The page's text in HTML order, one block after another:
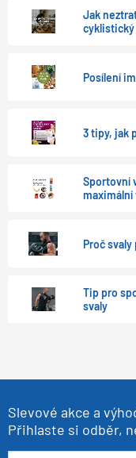
Jak
Posílení
3 tipy, jak
Sportovní
Proč
Tip pro
svaly
Slevové akce a
Přihlaste si odběr,